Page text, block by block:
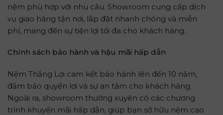
nệm phù hợp với nhu cầu. Showroom cung cấp dịch
vụ giao hàng tận nơi, lắp đặt nhanh chóng và miễn
phí, mang đến sự tiện lợi tối đa cho khách hàng.
Chính sách bảo hành và hậu mãi hấp dẫn
Nệm Thắng Lợi cam kết bảo hành lên đến 10 năm,
đảm bảo quyền lợi và sự an tâm cho khách hàng.
Ngoài ra, showroom thường xuyên có các chương
trình khuyến mãi hấp dẫn, giúp bạn sở hữu nệm cao